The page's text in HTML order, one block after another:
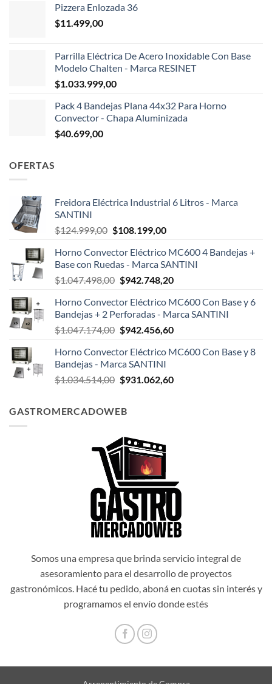
Pizzera Enlozada 36
$11.499,00
Parrilla Eléctrica De Acero Inoxidable Con Base
Modelo Chalten - Marca RESINET
$1.033.999,00
Pack 4 Bandejas Plana 44x32 Para Horno
Convector - Chapa Aluminizada
$40.699,00
OFERTAS
Freidora Eléctrica Industrial 6 Litros - Marca
SANTINI
$124.999,00 El
original
era:
$124.999,00.
$108.199,00El
actual
es:
$108.199,00.
Horno Convector Eléctrico MC600 4 Bandejas +
Base con Ruedas - Marca SANTINI
$1.047.498,00 El
original
era:
$1.047.498,00.
$942.748,20El
actual
es:
$942.748,20.
Horno Convector Eléctrico MC600 Con Base y 6
Bandejas + 2 Perforadas - Marca SANTINI
$1.047.174,00 El
original
era:
$1.047.174,00.
$942.456,60El
actual
$942.456,60.
Horno Convector Eléctrico MC600 Con Base y 8
Bandejas - Marca SANTINI
$1.034.514,00 El
era:
$931.062,60El
GASTROMERCADOWEB
Somos una empresa que brinda servicio integral de
asesoramiento para el desarrollo de proyectos
gastronómicos. Hacé tu pedido, aboná en cuotas sin interés y
programamos el envío donde estés